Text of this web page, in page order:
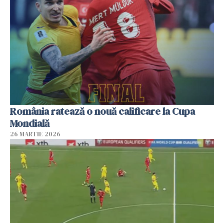
România ratează o nouă calificare la Cupa
Mondială
26 MARTIE 2026